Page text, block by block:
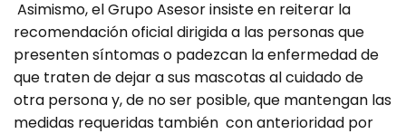
Asimismo, el Grupo Asesor insiste en reiterar la
recomendación oficial dirigida a las personas que
presenten síntomas o padezcan la enfermedad de
que traten de dejar a sus mascotas al cuidado de
otra persona y, de no ser posible, que mantengan las
medidas requeridas también con anterioridad por